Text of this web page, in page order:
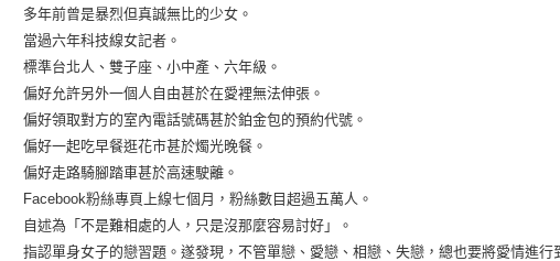
多年前曾是暴烈但真誠無比的少女。
當過六年科技線女記者。
標準台北人、雙子座、小中產、六年級。
偏好允許另外一個人自由甚於在愛裡無法伸張。
偏好領取對方的室內電話號碼甚於鉑金包的預約代號。
偏好一起吃早餐逛花市甚於燭光晚餐。
偏好走路騎腳踏車甚於高速駛離。
Facebook粉絲專頁上線七個月，粉絲數目超過五萬人。
自述為「不是難相處的人，只是沒那麼容易討好」。
指認單身女子的戀習題。遂發現，不管單戀、愛戀、相戀、失戀，總也要將愛情進行